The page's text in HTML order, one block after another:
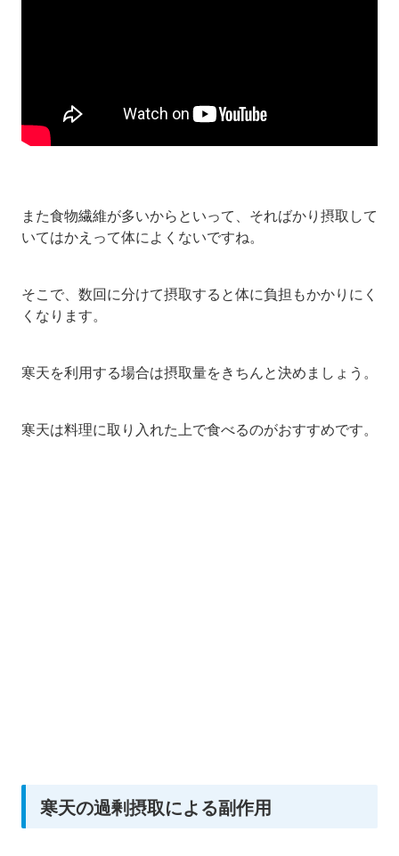
また食物繊維が多いからといって、そればかり摂取して
いてはかえって体によくないですね。
そこで、数回に分けて摂取すると体に負担もかかりにく
くなります。
寒天を利用する場合は摂取量をきちんと決めましょう。
寒天は料理に取り入れた上で食べるのがおすすめです。
寒天の過剰摂取による副作用